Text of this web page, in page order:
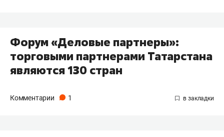
Форум «Деловые партнеры»:
торговыми партнерами Татарстана
являются 130 стран
Комментарии 1